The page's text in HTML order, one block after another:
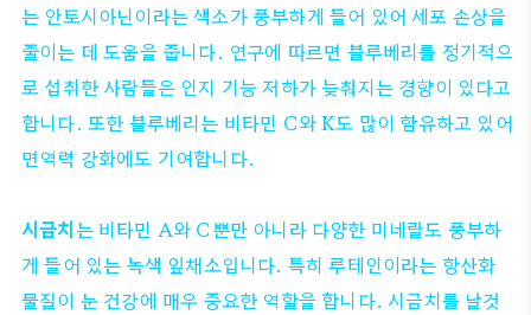
는 안토시아닌이라는 색소가 풍부하게 들어 있어 세포 손상을
줄이는 데 도움을 줍니다. 연구에 따르면 블루베리를 정기적으
로 섭취한 사람들은 인지 기능 저하가 늦춰지는 경향이 있다고
합니다. 또한 블루베리는 비타민 C와 K도 많이 함유하고 있어
면역력 강화에도 기여합니다.
시금치는 비타민 A와 C뿐만 아니라 다양한 미네랄도 풍부하
게 들어 있는 녹색 잎채소입니다. 특히 루테인이라는 항산화
물질이 눈 건강에 매우 중요한 역할을 합니다. 시금치를 날것